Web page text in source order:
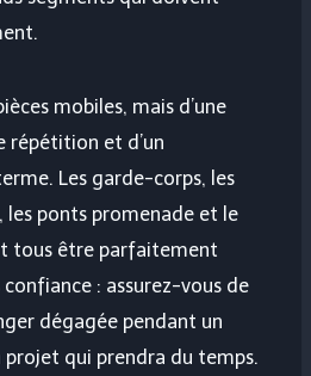
mobiles, mais d’une
répétition et d’un
Les garde-corps, les
les ponts promenade et le
tous être parfaitement
: assurez-vous de
dégagée pendant un
qui prendra du temps.